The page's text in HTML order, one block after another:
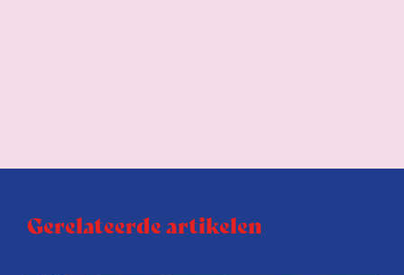
Gerelateerde artikelen